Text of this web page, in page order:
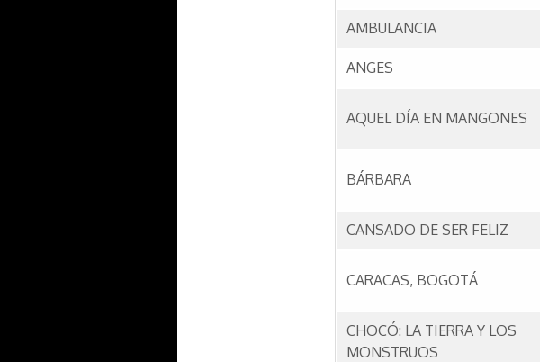
AMBULANCIA
ANGES
AQUEL DÍA EN MANGONES
BÁRBARA
CANSADO DE SER FELIZ
CARACAS, BOGOTÁ
CHOCÓ: LA TIERRA Y LOS
MONSTRUOS